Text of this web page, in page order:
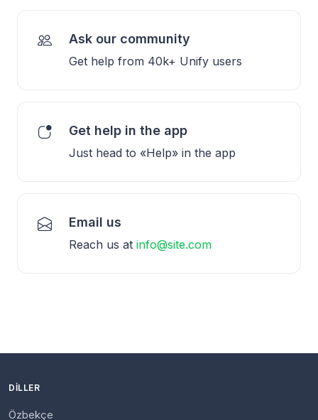
Ask our community
Get help from 40k+ Unify users
Get help in the app
Just head to «Help» in the app
Email us
Reach us at info@site.com
DILLER
Özbekçe